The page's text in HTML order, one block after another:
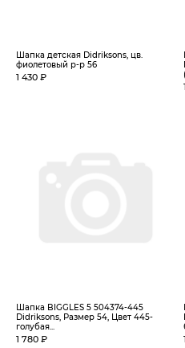
Шапка детская Didriksons, цв.
фиолетовый р-р 56
1 430 ₽
Шапка BIGGLES 5 504374-445
Didriksons, Размер 54, Цвет 445-
голубая...
1 780 ₽